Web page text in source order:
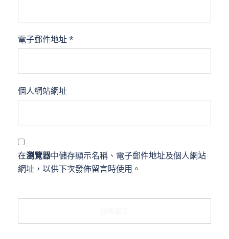
電子郵件地址*
個人網站網址
在瀏覽器中儲存顯示名稱、電子郵件地址及個人網站
網址，以供下次發佈留言時使用。